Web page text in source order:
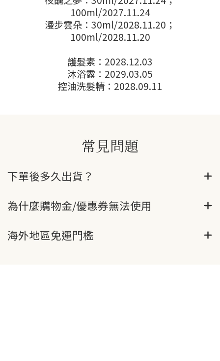
100ml/2027.11.24
漫步雲朵：30ml/2028.11.20；
100ml/2028.11.20
護髮素：2028.12.03
沐浴露：2029.03.05
控油洗髮精：2028.09.11
常見問題
下單後多久出貨？
為什麼購物金/優惠券無法使用
海外地區免運門檻